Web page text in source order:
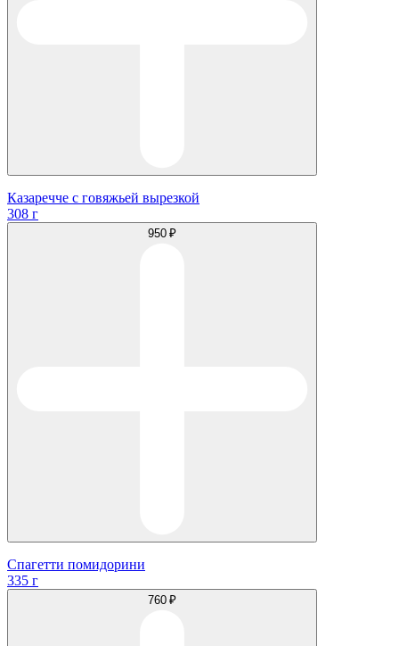
Казаречче с говяжьей вырезкой
308 г
950 ₽
Спагетти помидорини
335 г
760 ₽